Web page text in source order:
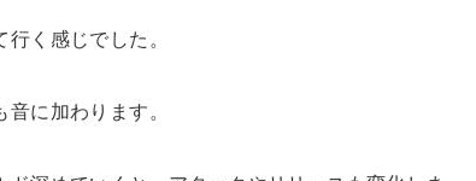
く感じでした。
に加わります。